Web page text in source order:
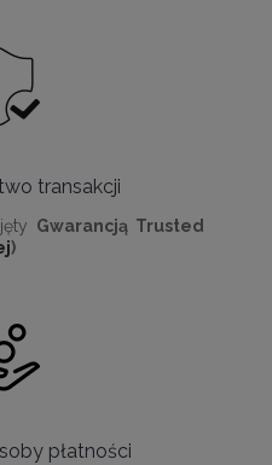
transakcji
Gwarancją Trusted
)
płatności